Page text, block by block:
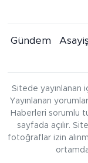
Gündem Asayiş
Sitede yayınlanan
Yayınlanan
Haberleri sorumlu
sayfada açılır.
fotoğraflar izin